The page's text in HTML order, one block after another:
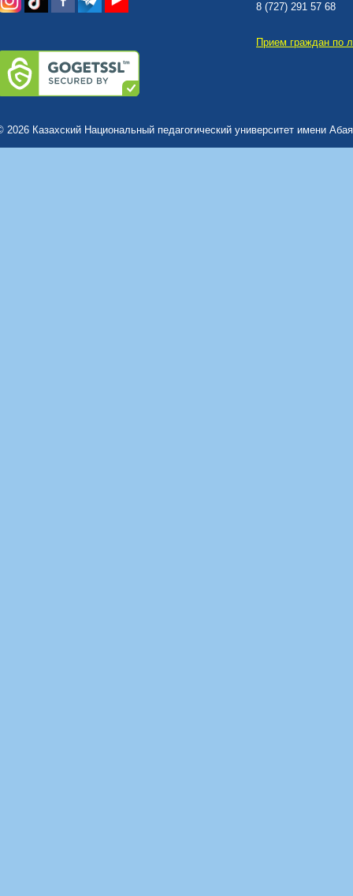
8 (727) 291 57 68
Прием граждан по
2026 Казахский Национальный педагогический университет имени Абая